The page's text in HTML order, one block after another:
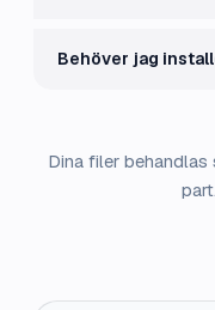
Behöver jag
Dina filer
part.